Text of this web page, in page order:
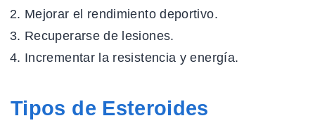
Mejorar el rendimiento deportivo.
Recuperarse de lesiones.
Incrementar la resistencia y energía.
Tipos de Esteroides